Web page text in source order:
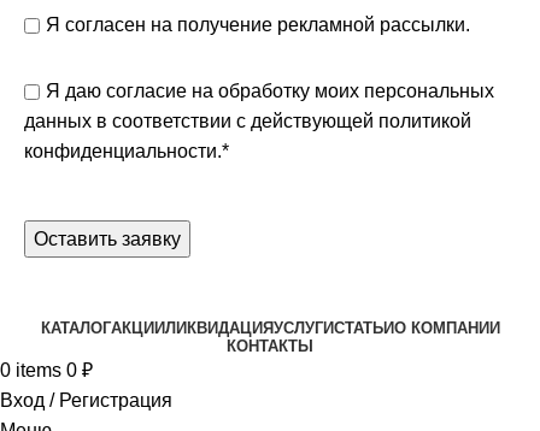
Я согласен на получение рекламной рассылки.
Я даю согласие на обработку моих персональных
данных в соответствии с действующей политикой
конфиденциальности.*
КАТАЛОГАКЦИИЛИКВИДАЦИЯУСЛУГИСТАТЬИО КОМПАНИИ
КОНТАКТЫ
0 items 0 ₽
Вход / Регистрация